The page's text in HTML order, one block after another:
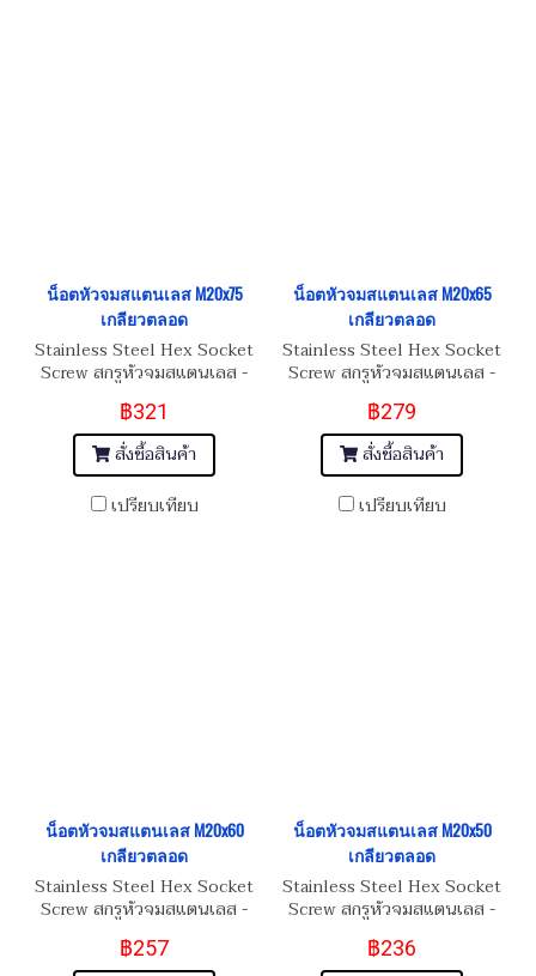
น็อตหัวจมสแตนเลส M20x75
เกลียวตลอด
Stainless Steel Hex Socket
Screw สกรูหัวจมสแตนเลส -
SUS304
฿321
สั่งซื้อสินค้า
เปรียบเทียบ
น็อตหัวจมสแตนเลส M20x65
เกลียวตลอด
Stainless Steel Hex Socket
Screw สกรูหัวจมสแตนเลส -
SUS304
฿279
สั่งซื้อสินค้า
เปรียบเทียบ
น็อตหัวจมสแตนเลส M20x60
เกลียวตลอด
Stainless Steel Hex Socket
Screw สกรูหัวจมสแตนเลส -
SUS304
฿257
น็อตหัวจมสแตนเลส M20x50
เกลียวตลอด
Stainless Steel Hex Socket
Screw สกรูหัวจมสแตนเลส -
SUS304
฿236